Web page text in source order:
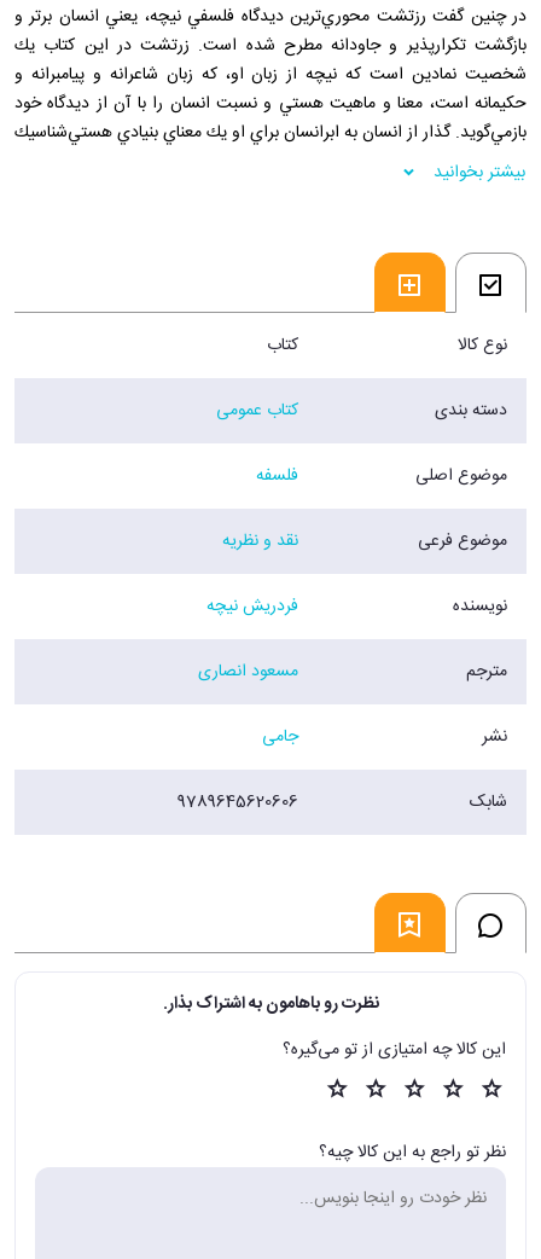
در چنين گفت رزتشت محوري‌ترين ديدگاه فلسفي نيچه، يعني انسان برتر و
بازگشت تكرارپذير و جاودانه مطرح شده است. زرتشت در اين كتاب يك
شخصيت نمادين است كه نيچه از زبان او، كه زبان شاعرانه و پيامبرانه و
حكيمانه است، معنا و ماهيت هستي و نسبت انسان را با آن از ديدگاه خود
بازمي‌گويد. گذار از انسان به ابرانسان براي او يك معناي بنيادي هستي‌شناسيك
دارد كه با كاويدن آن، معناي نسبت خدا و دين و اخلاق و فلسفه و علم و
تمامي وجه معنوي انسان در اين اثر طرح مي‌شود.
بیشتر بخوانید
نوع کالا کتاب
دسته بندی کتاب عمومی
موضوع اصلی فلسفه
موضوع فرعی نقد و نظریه
نویسنده فردریش نیچه
مترجم مسعود انصاری
نشر جامی
شابک 9789645620606
نظرت رو باهامون به اشتراک بذار.
این کالا چه امتیازی از تو می‌گیره؟
نظر تو راجع به این کالا چیه؟